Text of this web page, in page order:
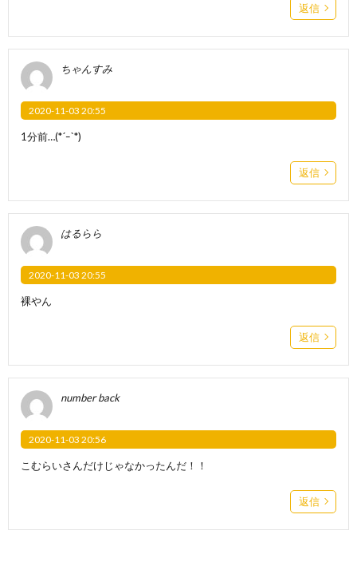
返信
ちゃんすみ
2020-11-03 20:55
1分前…(*´ｰ`*)
返信
はるらら
2020-11-03 20:55
裸やん
返信
number back
2020-11-03 20:56
こむらいさんだけじゃなかったんだ！！
返信